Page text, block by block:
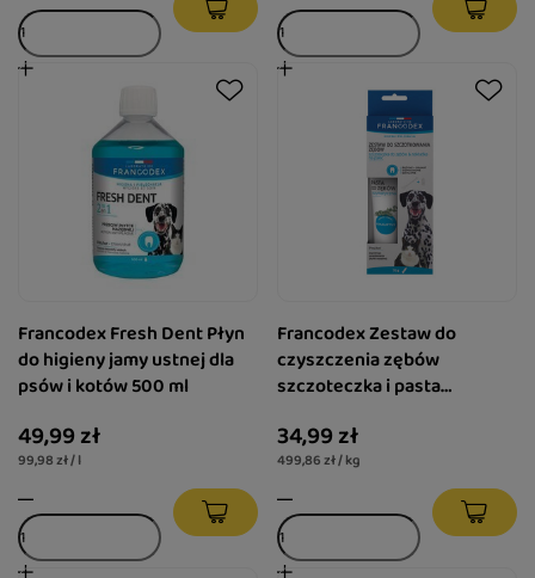
Francodex Fresh Dent Płyn
do higieny jamy ustnej dla
psów i kotów 500 ml
49,99 zł
99,98 zł / l
Francodex Zestaw do
czyszczenia zębów
szczoteczka i pasta
34,99 zł
499,86 zł / kg